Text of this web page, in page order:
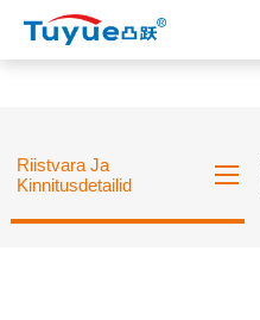
Riistvara Ja
Kinnitusdetailid